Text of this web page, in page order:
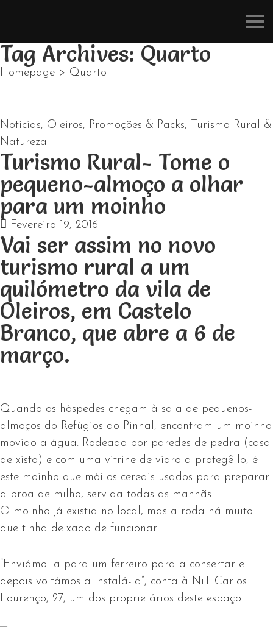
Pinhal
Tag Archives: Quarto
Homepage > Quarto
Notícias, Oleiros, Promoções & Packs,
Turismo Rural &
Natureza
Turismo Rural- Tome o
pequeno-almoço a olhar
para um moinho
Fevereiro 19, 2016
Vai ser assim no novo
turismo rural a um
quilómetro da vila de
Oleiros, em Castelo
Branco, que abre a 6 de
março.
Quando os hóspedes chegam à sala de pequenos-
almoços do Refúgios do Pinhal, encontram um moinho
movido a água. Rodeado por paredes de pedra (casa
de xisto) e com uma vitrine de vidro a protegê-lo, é
este moinho que mói os cereais usados para preparar
a broa de milho, servida todas as manhãs.
O moinho já existia no local, mas a roda há muito
que tinha deixado de funcionar.
“Enviámo-la para um ferreiro para a consertar e
depois voltámos a instalá-la”, conta à NiT Carlos
Lourenço, 27, um dos proprietários deste espaço.